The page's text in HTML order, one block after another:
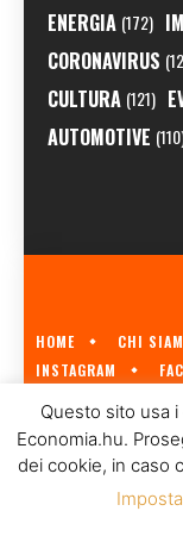
ENERGIA (172)
CORONAVIRUS
CULTURA (121)
AUTOMOTIVE
HOME CHI
INSTAGRAM
ECONOMIA.HU È IL
A
Questo sito usa
Economia.hu.
dei cookie, in caso